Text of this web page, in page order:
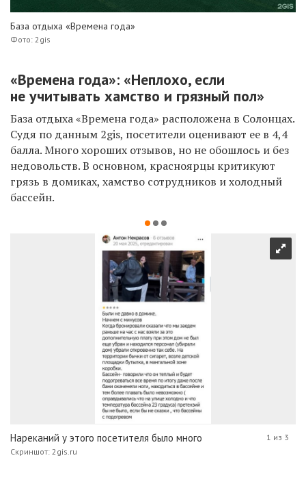
База отдыха «Времена года»
Фото: 2gis
«Времена года»: «Неплохо, если
не учитывать хамство и грязный пол»
База отдыха «Времена года» расположена в Солонцах.
Судя по данным 2gis, посетители оценивают ее в 4,4
балла. Много хороших отзывов, но не обошлось и без
недовольств. В основном, красноярцы критикуют
грязь в домиках, хамство сотрудников и холодный
бассейн.
Нареканий у этого посетителя было много
Скриншот: 2gis.ru
1 из 3